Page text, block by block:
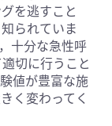
を逃すこと
られていま
十分な急性呼
切に行うこと
値が豊富な施
く変わってく